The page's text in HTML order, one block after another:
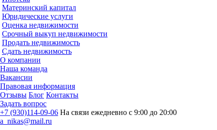
Материнский капитал
Юридические услуги
Оценка недвижимости
Срочный выкуп недвижимости
Продать недвижимость
Сдать недвижимость
О компании
Наша команда
Вакансии
Правовая информация
Отзывы Блог Контакты
Задать вопрос
+7 (930)114-09-06 На связи ежедневно с 9:00 до 20:00
a_nikas@mail.ru